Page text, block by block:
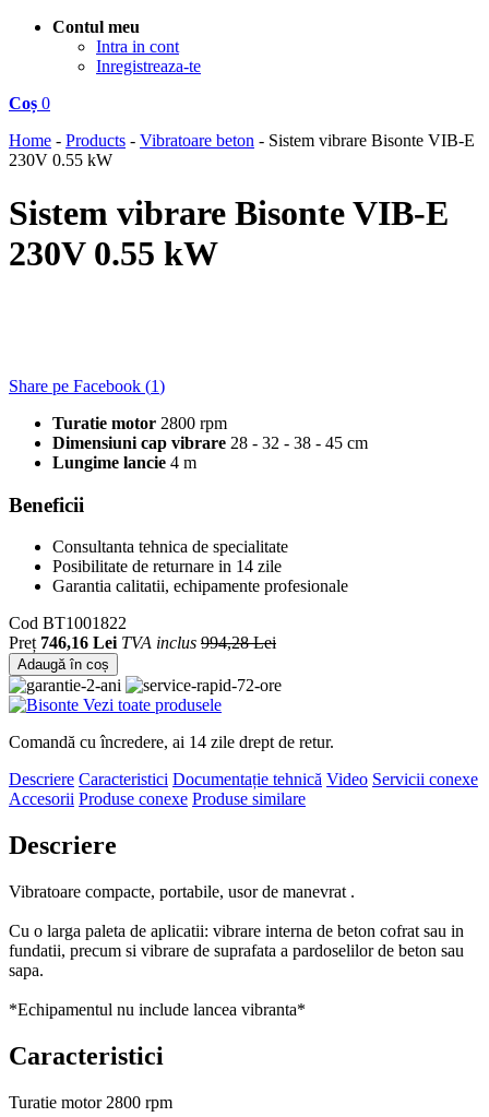
Contul meu
Intra in cont
Inregistreaza-te
Coș 0
Home - Products - Vibratoare beton - Sistem vibrare Bisonte VIB-E
230V 0.55 kW
Sistem vibrare Bisonte VIB-E
230V 0.55 kW
Share pe Facebook (1)
Turatie motor 2800 rpm
Dimensiuni cap vibrare 28 - 32 - 38 - 45 cm
Lungime lancie 4 m
Beneficii
Consultanta tehnica de specialitate
Posibilitate de returnare in 14 zile
Garantia calitatii, echipamente profesionale
Cod BT1001822
Preț 746,16 Lei TVA inclus 994,28 Lei
Adaugă în coș
Vezi toate produsele
Comandă cu încredere, ai 14 zile drept de retur.
Descriere Caracteristici Documentație tehnică Video Servicii conexe
Accesorii Produse conexe Produse similare
Descriere
Vibratoare compacte, portabile, usor de manevrat .
Cu o larga paleta de aplicatii: vibrare interna de beton cofrat sau in
fundatii, precum si vibrare de suprafata a pardoselilor de beton sau
sapa.
*Echipamentul nu include lancea vibranta*
Caracteristici
Turatie motor 2800 rpm